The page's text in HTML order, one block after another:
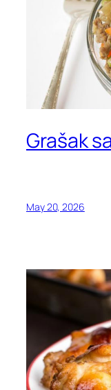
Grašak
May 20, 2026